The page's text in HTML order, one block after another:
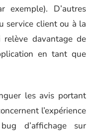
exemple). D’autres
service client ou à la
davantage de
en tant que
les avis portant
l’expérience
d’affichage sur